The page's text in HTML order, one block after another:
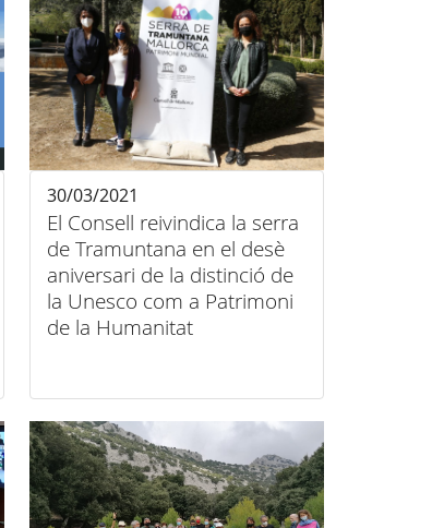
El Consell reivindica la serra
de Tramuntana en el desè
aniversari de la distinció de
la Unesco com a Patrimoni
de la Humanitat
30/03/2021